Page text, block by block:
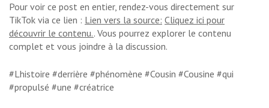
Pour voir ce post en entier, rendez-vous directement sur
TikTok via ce lien : Lien vers la source: Cliquez ici pour
découvrir le contenu.. Vous pourrez explorer le contenu
complet et vous joindre à la discussion.
#Lhistoire #derrière #phénomène #Cousin #Cousine #qui
#propulsé #une #créatrice